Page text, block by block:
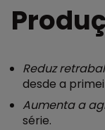
Reduz
desde a
Aumenta a
série.